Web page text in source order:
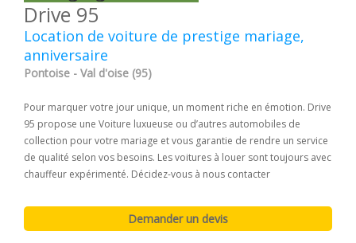
Drive 95
Location de voiture de prestige mariage,
anniversaire
Pontoise - Val d'oise (95)
Pour marquer votre jour unique, un moment riche en émotion. Drive
95 propose une Voiture luxueuse ou d’autres automobiles de
collection pour votre mariage et vous garantie de rendre un service
de qualité selon vos besoins. Les voitures à louer sont toujours avec
chauffeur expérimenté. Décidez-vous à nous contacter